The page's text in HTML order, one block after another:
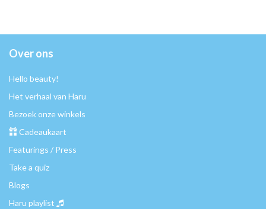
Over ons
Hello beauty!
Het verhaal van Haru
Bezoek onze winkels
Cadeaukaart
Featurings / Press
Take a quiz
Blogs
Haru playlist